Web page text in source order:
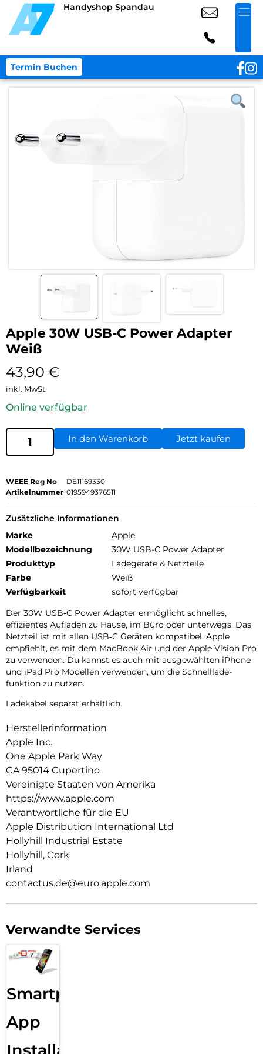
Handyshop Spandau
Termin Buchen
Apple 30W USB-C Power Adapter
Weiß
43,90 €
inkl. MwSt.
Online verfügbar
In den Warenkorb Jetzt kaufen
WEEE Reg No
DE11169330
Artikelnummer 0195949376511
Zusätzliche Informationen
Marke
Apple
Modellbezeichnung
30W USB-C Power Adapter
Produkttyp
Ladegeräte & Netzteile
Farbe
Weiß
Verfügbarkeit
sofort verfügbar
Der 30W USB‑C Power Adapter ermöglicht schnelles,
effizientes Aufladen zu Hause, im Büro oder unterwegs. Das
Netzteil ist mit allen USB‑C Geräten kompatibel. Apple
empfiehlt, es mit dem MacBook Air und der Apple Vision Pro
zu verwenden. Du kannst es auch mit ausgewählten iPhone
und iPad Pro Modellen verwenden, um die Schnell­lade­
funktion zu nutzen.
Ladekabel separat erhältlich.
Herstellerinformation
Apple Inc.
One Apple Park Way
CA 95014 Cupertino
Vereinigte Staaten von Amerika
https://www.apple.com
Verantwortliche für die EU
Apple Distribution International Ltd
Hollyhill Industrial Estate
Hollyhill, Cork
Irland
contactus.de@euro.apple.com
Verwandte Services
Smartphone
App